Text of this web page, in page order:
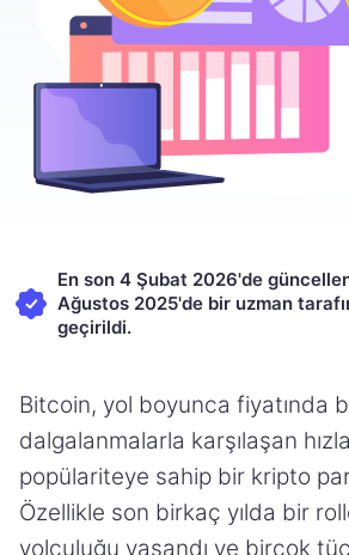
En son 4 Şubat 2026'de
Ağustos 2025'de bir uzman
geçirildi.
Bitcoin, yol boyunca fiyatında
dalgalanmalarla karşılaşan
popülariteye sahip bir kripto
Özellikle son birkaç yılda bir
yolculuğu yaşandı ve birçok